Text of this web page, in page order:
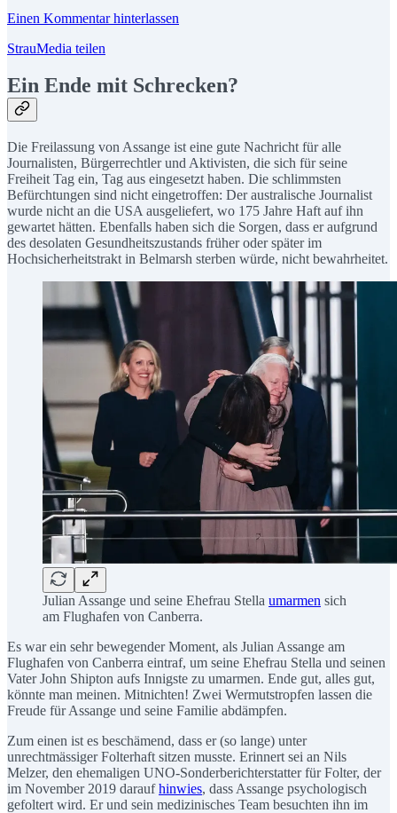
Einen Kommentar hinterlassen
StrauMedia teilen
Ein Ende mit Schrecken?
Die Freilassung von Assange ist eine gute Nachricht für alle
Journalisten, Bürgerrechtler und Aktivisten, die sich für seine
Freiheit Tag ein, Tag aus eingesetzt haben. Die schlimmsten
Befürchtungen sind nicht eingetroffen: Der australische Journalist
wurde nicht an die USA ausgeliefert, wo 175 Jahre Haft auf ihn
gewartet hätten. Ebenfalls haben sich die Sorgen, dass er aufgrund
des desolaten Gesundheitszustands früher oder später im
Hochsicherheitstrakt in Belmarsh sterben würde, nicht bewahrheitet.
Julian Assange und seine Ehefrau Stella umarmen sich
am Flughafen von Canberra.
Es war ein sehr bewegender Moment, als Julian Assange am
Flughafen von Canberra eintraf, um seine Ehefrau Stella und seinen
Vater John Shipton aufs Innigste zu umarmen. Ende gut, alles gut,
könnte man meinen. Mitnichten! Zwei Wermutstropfen lassen die
Freude für Assange und seine Familie abdämpfen.
Zum einen ist es beschämend, dass er (so lange) unter
unrechtmässiger Folterhaft sitzen musste. Erinnert sei an Nils
Melzer, den ehemaligen UNO-Sonderberichterstatter für Folter, der
im November 2019 daraufhinwies, dass Assange psychologisch
gefoltert wird. Er und sein medizinisches Team besuchten ihn im